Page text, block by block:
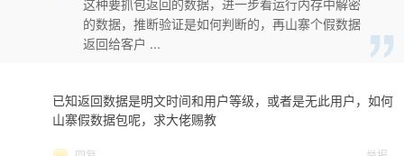
这种要抓包返回的数据，进一步看运行内存中解密
的数据，推断验证是如何判断的，再山寨个假数据
返回给客户 ...
已知返回数据是明文时间和用户等级，或者是无此用户，如何
山寨假数据包呢，求大佬赐教